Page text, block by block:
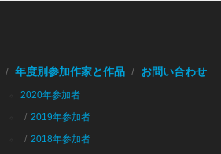
年度別参加作家と作品
2020年参加者
2019年参加者
2018年参加者
お問い合わせ